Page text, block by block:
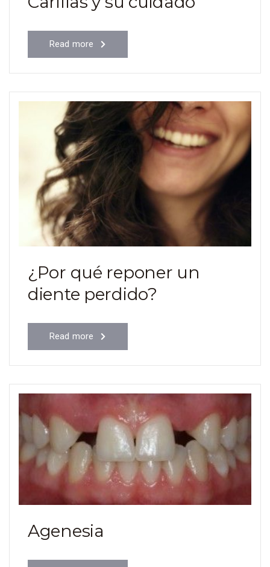
Read more
¿Por qué reponer un
diente perdido?
Read more
Agenesia